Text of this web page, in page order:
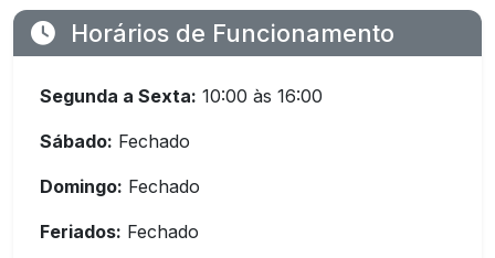
Horários de Funcionamento
Segunda a Sexta: 10:00 às 16:00
Sábado: Fechado
Domingo: Fechado
Feriados: Fechado